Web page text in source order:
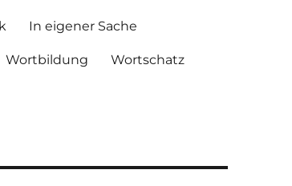
In eigener Sache
Wortbildung Wortschatz